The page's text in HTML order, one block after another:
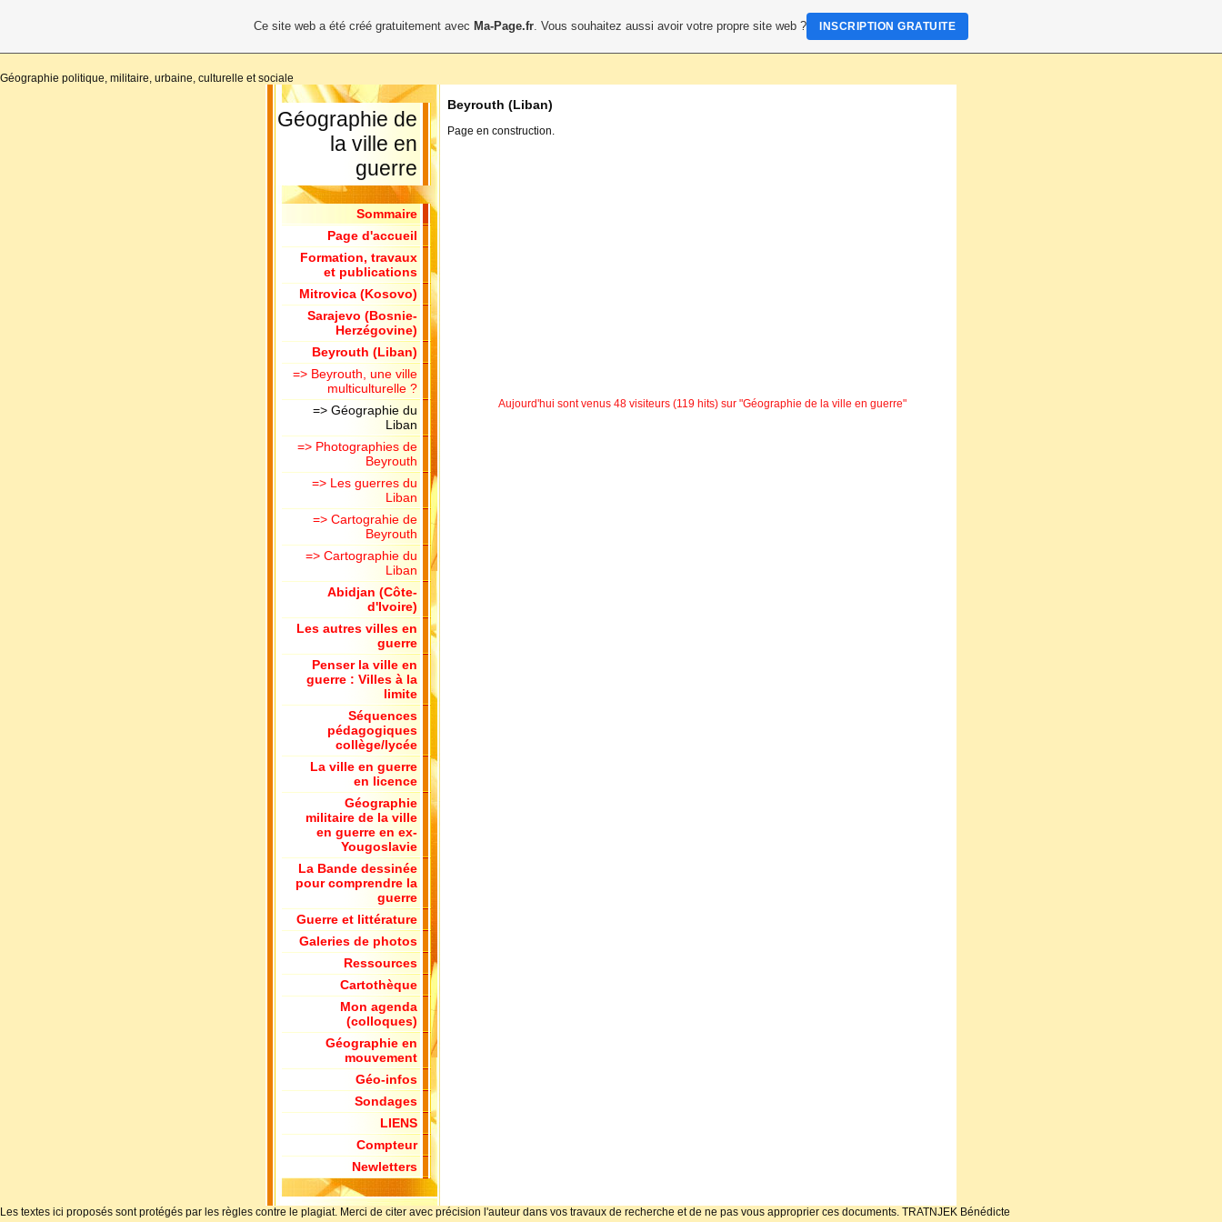
Géographie politique, militaire, urbaine, culturelle et sociale
Géographie de
la ville en
guerre
Sommaire
Page d'accueil
Formation, travaux
et publications
Mitrovica (Kosovo)
Sarajevo (Bosnie-
Herzégovine)
Beyrouth (Liban)
=> Beyrouth, une ville
multiculturelle ?
=> Géographie du
Liban
=> Photographies de
Beyrouth
=> Les guerres du
Liban
=> Cartograhie de
Beyrouth
=> Cartographie du
Liban
Abidjan (Côte-
d'Ivoire)
Les autres villes en
guerre
Penser la ville en
guerre : Villes à la
limite
Séquences
pédagogiques
collège/lycée
La ville en guerre
en licence
Géographie
militaire de la ville
en guerre en ex-
Yougoslavie
La Bande dessinée
pour comprendre la
guerre
Guerre et littérature
Galeries de photos
Ressources
Cartothèque
Mon agenda
(colloques)
Géographie en
mouvement
Géo-infos
Sondages
LIENS
Compteur
Newletters
Beyrouth (Liban)
Page en construction.
Aujourd'hui sont venus 48 visiteurs (119 hits) sur "Géographie de la ville en guerre"
Les textes ici proposés sont protégés par les règles contre le plagiat. Merci de citer avec précision l'auteur dans vos travaux de recherche et de ne pas vous approprier ces documents. TRATNJEK Bénédicte
Ce site web a été créé gratuitement avec Ma-Page.fr. Vous souhaitez aussi avoir votre propre site web ? INSCRIPTION GRATUITE